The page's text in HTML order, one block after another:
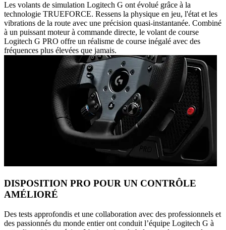
Les volants de simulation Logitech G ont évolué grâce à la
technologie TRUEFORCE. Ressens la physique en jeu, l'état et les
vibrations de la route avec une précision quasi-instantanée. Combiné
à un puissant moteur à commande directe, le volant de course
Logitech G PRO offre un réalisme de course inégalé avec des
fréquences plus élevées que jamais.
DISPOSITION PRO POUR UN CONTRÔLE
AMÉLIORÉ
Des tests approfondis et une collaboration avec des professionnels et
des passionnés du monde entier ont conduit l’équipe Logitech G à